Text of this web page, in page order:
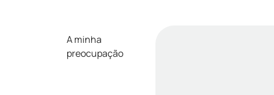
A minha
preocupação